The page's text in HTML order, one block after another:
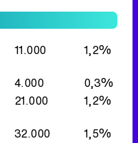
11.000
1,2%
4.000
0,3%
21.000
1,2%
32.000
1,5%